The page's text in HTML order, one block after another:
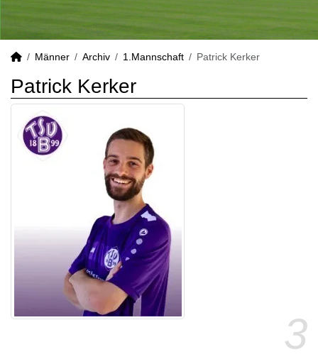
Männer Archiv 1.Mannschaft Patrick Kerker
Patrick Kerker
3